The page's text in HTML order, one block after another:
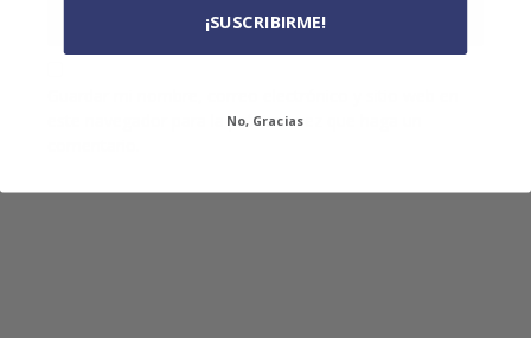
este navegador para la próxima vez que haga un
¡SUSCRIBIRME!
No, Gracias